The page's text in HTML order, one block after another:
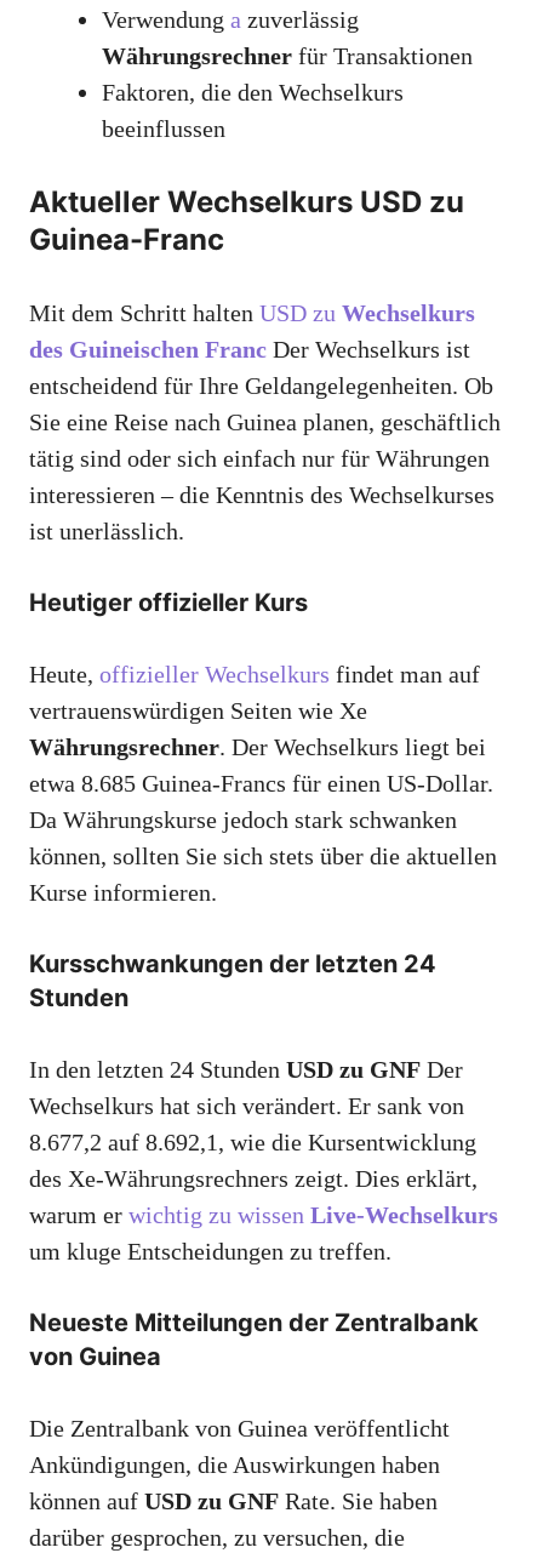
Verwendung a zuverlässig
Währungsrechner für Transaktionen
Faktoren, die den Wechselkurs
beeinflussen
Aktueller Wechselkurs USD zu
Guinea-Franc
Mit dem Schritt halten USD zu Wechselkurs
des Guineischen Franc Der Wechselkurs ist
entscheidend für Ihre Geldangelegenheiten. Ob
Sie eine Reise nach Guinea planen, geschäftlich
tätig sind oder sich einfach nur für Währungen
interessieren – die Kenntnis des Wechselkurses
ist unerlässlich.
Heutiger offizieller Kurs
Heute, offizieller Wechselkurs findet man auf
vertrauenswürdigen Seiten wie Xe
Währungsrechner. Der Wechselkurs liegt bei
etwa 8.685 Guinea-Francs für einen US-Dollar.
Da Währungskurse jedoch stark schwanken
können, sollten Sie sich stets über die aktuellen
Kurse informieren.
Kursschwankungen der letzten 24
Stunden
In den letzten 24 Stunden USD zu GNF Der
Wechselkurs hat sich verändert. Er sank von
8.677,2 auf 8.692,1, wie die Kursentwicklung
des Xe-Währungsrechners zeigt. Dies erklärt,
warum er wichtig zu wissen Live-Wechselkurs
um kluge Entscheidungen zu treffen.
Neueste Mitteilungen der Zentralbank
von Guinea
Die Zentralbank von Guinea veröffentlicht
Ankündigungen, die Auswirkungen haben
können auf USD zu GNF Rate. Sie haben
darüber gesprochen, zu versuchen, die